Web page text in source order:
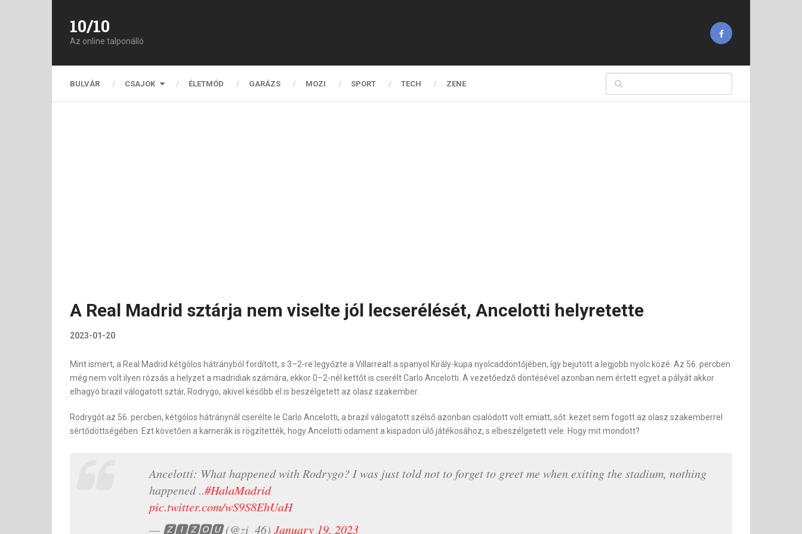
10/10
Az online talponálló
BULVÁR CSAJOK ÉLETMÓD GARÁZS MOZI SPORT TECH ZENE
A Real Madrid sztárja nem viselte jól lecserélését, Ancelotti helyretette
2023-01-20
Mint ismert, a Real Madrid kétgólos hátrányból fordított, s 3–2-re legyőzte a Villarrealt a spanyol Király-kupa nyolcaddöntőjében, így bejutott a legjobb nyolc közé. Az 56. percben
még nem volt ilyen rózsás a helyzet a madridiak számára, ekkor 0–2-nél kettőt is cserélt Carlo Ancelotti. A vezetőedző döntésével azonban nem értett egyet a pályát akkor
elhagyó brazil válogatott sztár, Rodrygo, akivel később el is beszélgetett az olasz szakember.
Rodrygót az 56. percben, kétgólos hátránynál cserélte le Carlo Ancelotti, a brazil válogatott szélső azonban csalódott volt emiatt, sőt: kezet sem fogott az olasz szakemberrel
sértődöttségében. Ezt követően a kamerák is rögzítették, hogy Ancelotti odament a kispadon ülő játékosához, s elbeszélgetett vele. Hogy mit mondott?
Ancelotti: What happened with Rodrygo? I was just told not to forget to greet me when exiting the stadium, nothing
happened ..#HalaMadrid
pic.twitter.com/wS9S8EhUaH
— 🆉🅸🆉🅾🆄 (@zi_46)January 19, 2023